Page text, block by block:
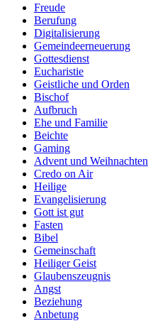
Freude
Berufung
Digitalisierung
Gemeindeerneuerung
Gottesdienst
Eucharistie
Geistliche und Orden
Bischof
Aufbruch
Ehe und Familie
Beichte
Gaming
Advent und Weihnachten
Credo on Air
Heilige
Evangelisierung
Gott ist gut
Fasten
Bibel
Gemeinschaft
Heiliger Geist
Glaubenszeugnis
Angst
Beziehung
Anbetung